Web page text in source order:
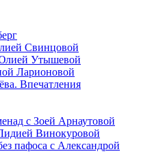
Свинцовой
Утышевой
Ларионовой
Впечатления
с Зоей Арнаутовой
Винокуровой
пафоса с Александрой